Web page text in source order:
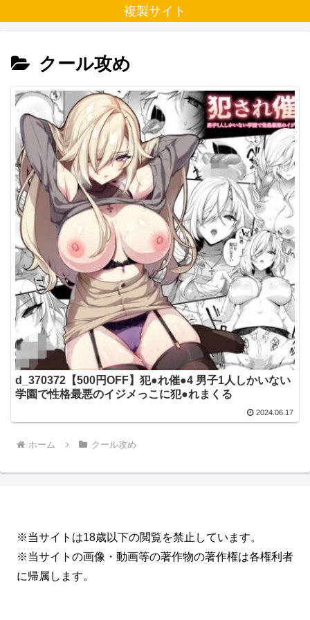
複製サイト
クール攻め
d_370372【500円OFF】犯●れ催●4 男子1人しかいない
学園で性格最悪のイジメっこに犯●れまくる
2024.06.17
ホーム クール攻め
※当サイトは18歳以下の閲覧を禁止しています。
※当サイトの画像・動画等の著作物の著作権は各権利者
に帰属します。